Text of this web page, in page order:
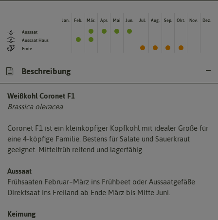
Aussaat
Aussaat Haus
Ernte
Jan. Feb. Mär. Apr. Mai Jun. Jul. Aug. Sep. Okt. Nov. Dez.
Beschreibung
Weißkohl Coronet F1
Brassica oleracea
Coronet F1 ist ein kleinköpfiger Kopfkohl mit idealer Größe für
eine 4-köpfige Familie. Bestens für Salate und Sauerkraut
geeignet. Mittelfrüh reifend und lagerfähig.
Aussaat
Frühsaaten Februar–März ins Frühbeet oder Aussaatgefäße
Direktsaat ins Freiland ab Ende März bis Mitte Juni.
Keimung